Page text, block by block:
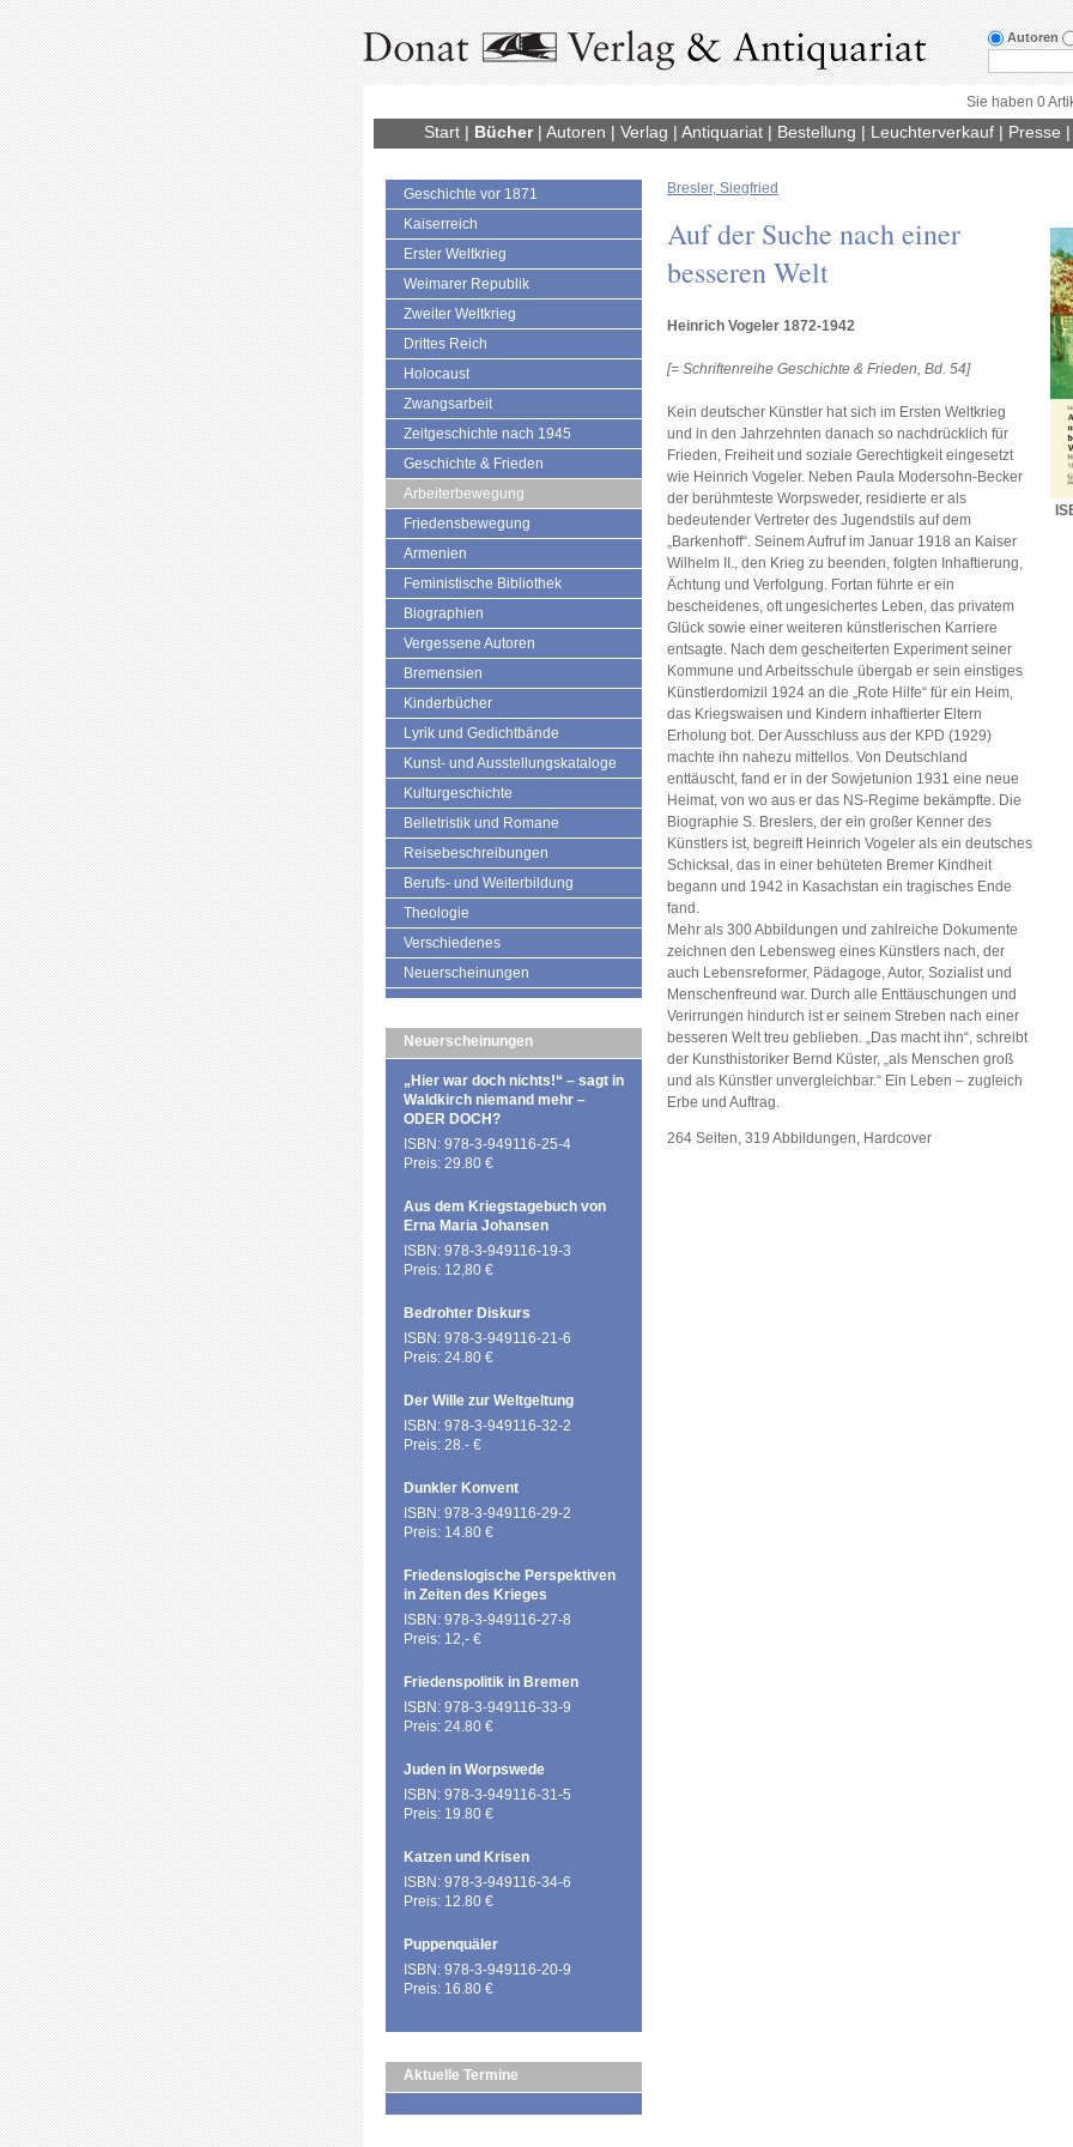
Autoren
Sie haben 0
Start| Bücher| Autoren | Verlag | Antiquariat| Bestellung | Leuchterverkauf| Presse |
Geschichte vor 1871
Kaiserreich
Erster Weltkrieg
Weimarer Republik
Zweiter Weltkrieg
Drittes Reich
Holocaust
Zwangsarbeit
Zeitgeschichte nach 1945
Geschichte & Frieden
Arbeiterbewegung
Friedensbewegung
Armenien
Feministische Bibliothek
Biographien
Vergessene Autoren
Bremensien
Kinderbücher
Lyrik und Gedichtbände
Kunst- und Ausstellungskataloge
Kulturgeschichte
Belletristik und Romane
Reisebeschreibungen
Berufs- und Weiterbildung
Theologie
Verschiedenes
Neuerscheinungen
Neuerscheinungen
„Hier war doch nichts!“ – sagt in
Waldkirch niemand mehr –
ODER DOCH?
ISBN: 978-3-949116-25-4
Preis: 29.80 €
Aus dem Kriegstagebuch von
Erna Maria Johansen
ISBN: 978-3-949116-19-3
Preis: 12,80 €
Bedrohter Diskurs
ISBN: 978-3-949116-21-6
Preis: 24.80 €
Der Wille zur Weltgeltung
ISBN: 978-3-949116-32-2
Preis: 28.- €
Dunkler Konvent
ISBN: 978-3-949116-29-2
Preis: 14.80 €
Friedenslogische Perspektiven
in Zeiten des Krieges
ISBN: 978-3-949116-27-8
Preis: 12,- €
Friedenspolitik in Bremen
ISBN: 978-3-949116-33-9
Preis: 24.80 €
Juden in Worpswede
ISBN: 978-3-949116-31-5
Preis: 19.80 €
Katzen und Krisen
ISBN: 978-3-949116-34-6
Preis: 12.80 €
Puppenquäler
ISBN: 978-3-949116-20-9
Preis: 16.80 €
Aktuelle Termine
Bresler, Siegfried
Auf der Suche nach einer
besseren Welt
Heinrich Vogeler 1872-1942
[= Schriftenreihe Geschichte & Frieden, Bd. 54]
Kein deutscher Künstler hat sich im Ersten Weltkrieg
und in den Jahrzehnten danach so nachdrücklich für
Frieden, Freiheit und soziale Gerechtigkeit eingesetzt
wie Heinrich Vogeler. Neben Paula Modersohn-Becker
der berühmteste Worpsweder, residierte er als
bedeutender Vertreter des Jugendstils auf dem
„Barkenhoff“. Seinem Aufruf im Januar 1918 an Kaiser
Wilhelm II., den Krieg zu beenden, folgten Inhaftierung,
Ächtung und Verfolgung. Fortan führte er ein
bescheidenes, oft ungesichertes Leben, das privatem
Glück sowie einer weiteren künstlerischen Karriere
entsagte. Nach dem gescheiterten Experiment seiner
Kommune und Arbeitsschule übergab er sein einstiges
Künstlerdomizil 1924 an die „Rote Hilfe“ für ein Heim,
das Kriegswaisen und Kindern inhaftierter Eltern
Erholung bot. Der Ausschluss aus der KPD (1929)
machte ihn nahezu mittellos. Von Deutschland
enttäuscht, fand er in der Sowjetunion 1931 eine neue
Heimat, von wo aus er das NS-Regime bekämpfte. Die
Biographie S. Breslers, der ein großer Kenner des
Künstlers ist, begreift Heinrich Vogeler als ein deutsches
Schicksal, das in einer behüteten Bremer Kindheit
begann und 1942 in Kasachstan ein tragisches Ende
fand.
Mehr als 300 Abbildungen und zahlreiche Dokumente
zeichnen den Lebensweg eines Künstlers nach, der
auch Lebensreformer, Pädagoge, Autor, Sozialist und
Menschenfreund war. Durch alle Enttäuschungen und
Verirrungen hindurch ist er seinem Streben nach einer
besseren Welt treu geblieben. „Das macht ihn“, schreibt
der Kunsthistoriker Bernd Küster, „als Menschen groß
und als Künstler unvergleichbar.“ Ein Leben – zugleich
Erbe und Auftrag.
264 Seiten, 319 Abbildungen, Hardcover